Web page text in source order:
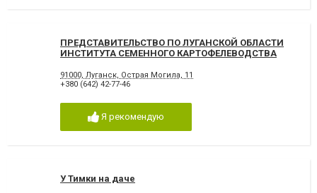
ПРЕДСТАВИТЕЛЬСТВО ПО ЛУГАНСКОЙ ОБЛАСТИ
ИНСТИТУТА СЕМЕННОГО КАРТОФЕЛЕВОДСТВА
91000, Луганск, Острая Могила, 11
+380 (642) 42-77-46
Я рекомендую
У Тимки на даче